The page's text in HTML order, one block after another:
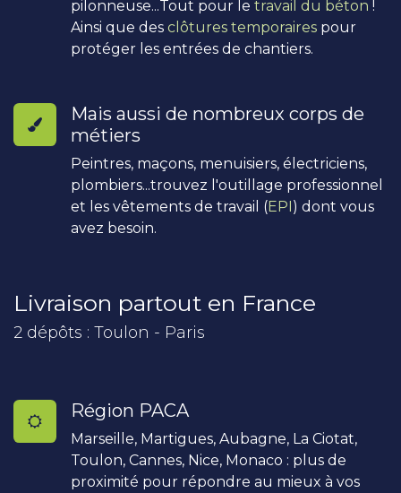
pilonneuse...Tout pour le travail du béton !
Ainsi que des clôtures temporaires pour
protéger les entrées de chantiers.
Mais aussi de nombreux corps de
métiers
Peintres, maçons, menuisiers, électriciens,
plombiers...trouvez l'outillage professionnel
et les vêtements de travail (EPI) dont vous
avez besoin.
Livraison partout en France
2 dépôts : Toulon - Paris
Région PACA
Marseille, Martigues, Aubagne, La Ciotat,
Toulon, Cannes, Nice, Monaco : plus de
proximité pour répondre au mieux à vos